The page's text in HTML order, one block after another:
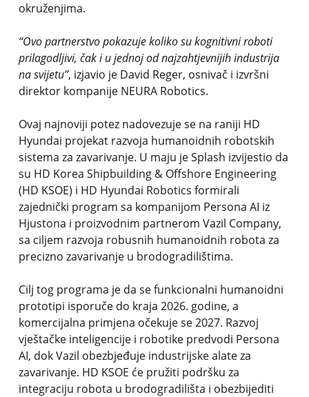
okruženjima.
“Ovo partnerstvo pokazuje koliko su kognitivni roboti
prilagodljivi, čak i u jednoj od najzahtjevnijih industrija
na svijetu”, izjavio je David Reger, osnivač i izvršni
direktor kompanije NEURA Robotics.
Ovaj najnoviji potez nadovezuje se na raniji HD
Hyundai projekat razvoja humanoidnih robotskih
sistema za zavarivanje. U maju je Splash izvijestio da
su HD Korea Shipbuilding & Offshore Engineering
(HD KSOE) i HD Hyundai Robotics formirali
zajednički program sa kompanijom Persona AI iz
Hjustona i proizvodnim partnerom Vazil Company,
sa ciljem razvoja robusnih humanoidnih robota za
precizno zavarivanje u brodogradilištima.
Cilj tog programa je da se funkcionalni humanoidni
prototipi isporuče do kraja 2026. godine, a
komercijalna primjena očekuje se 2027. Razvoj
vještačke inteligencije i robotike predvodi Persona
AI, dok Vazil obezbjeđuje industrijske alate za
zavarivanje. HD KSOE će pružiti podršku za
integraciju robota u brodogradilišta i obezbijediti